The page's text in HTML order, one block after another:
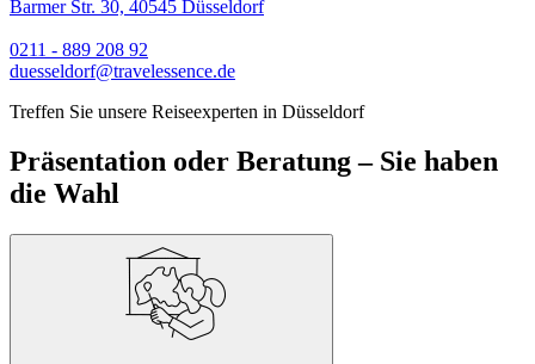
Barmer Str. 30, 40545 Düsseldorf
0211 - 889 208 92
duesseldorf@travelessence.de
Treffen Sie unsere Reiseexperten in Düsseldorf
Präsentation oder Beratung – Sie haben
die Wahl